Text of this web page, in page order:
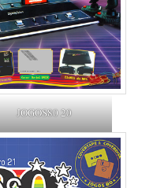
JOGOS80 20